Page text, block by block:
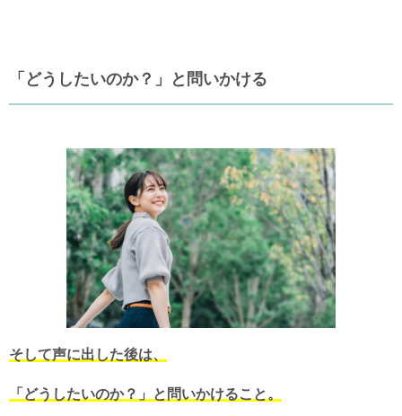
「どうしたいのか？」と問いかける
そして声に出した後は、
「どうしたいのか？」と問いかけること。